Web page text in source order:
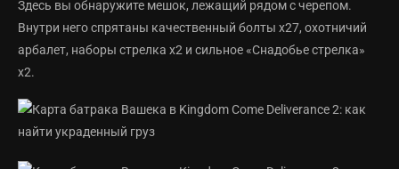
Здесь вы обнаружите мешок, лежащий рядом с черепом.
Внутри него спрятаны качественный болты х27, охотничий
арбалет, наборы стрелка х2 и сильное «Снадобье стрелка»
х2.